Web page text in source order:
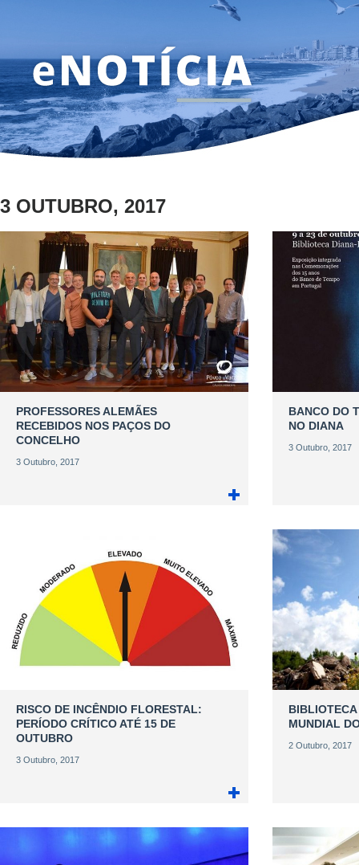
3 OUTUBRO, 2017
PROFESSORES ALEMÃES
RECEBIDOS NOS PAÇOS DO
CONCELHO
3 Outubro, 2017
BANCO DO
NO DIANA
3 Outubro, 2017
RISCO DE INCÊNDIO FLORESTAL:
PERÍODO CRÍTICO ATÉ 15 DE
OUTUBRO
3 Outubro, 2017
MUNDIAL
2 Outubro, 2017